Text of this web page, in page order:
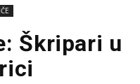
Škripari u